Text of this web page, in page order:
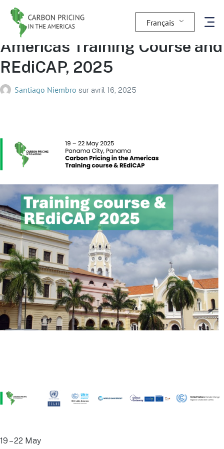
Français
Carbon Pricing in the
Americas Training Course and
REdiCAP, 2025
Santiago Niembro sur avril 16, 2025
19 – 22 May